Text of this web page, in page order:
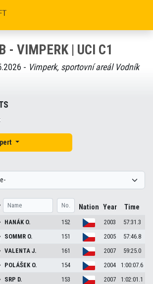
- VIMPERK | UCI C1
- Vimperk, sportovní areál Vodník
Nation Year Time
HANÁK O. 152 2003
57:31.3
SOMMR O. 151 2005
57:46.8
VALENTAJ. 161 2007
59:25.0
POLÁŠEK O. 154 2004
1:00:07.6
SRP D. 153 2007
1:02:01.1